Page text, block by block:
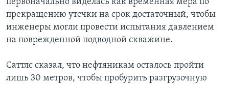
прекращению утечки на срок достаточный, чтобы
инженеры могли провести испытания давлением
на поврежденной подводной скважине.
Саттлс сказал, что нефтяникам осталось пройти
лишь 30 метров, чтобы пробурить разгрузочную